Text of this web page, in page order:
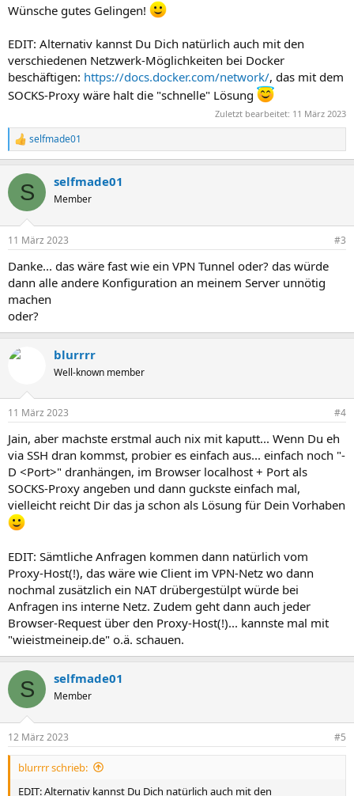
Wünsche gutes Gelingen!
EDIT: Alternativ kannst Du Dich natürlich auch mit den
verschiedenen Netzwerk-Möglichkeiten bei Docker
beschäftigen: https://docs.docker.com/network/, das mit dem
SOCKS-Proxy wäre halt die "schnelle" Lösung
Zuletzt bearbeitet: 11 März 2023
R
e
k
i
e
:
selfmade01
S selfmade01
Member
11 März 2023 #3
Danke... das wäre fast wie ein VPN Tunnel oder? das würde
dann alle andere Konfiguration an meinem Server unnötig
machen
oder?
blurrrr
Well-known member
11 März 2023 #4
Jain, aber machste erstmal auch nix mit kaputt... Wenn Du eh
via SSH dran kommst, probier es einfach aus... einfach noch "-
D <Port>" dranhängen, im Browser localhost + Port als
SOCKS-Proxy angeben und dann guckste einfach mal,
vielleicht reicht Dir das ja schon als Lösung für Dein Vorhaben
EDIT: Sämtliche Anfragen kommen dann natürlich vom
Proxy-Host(!), das wäre wie Client im VPN-Netz wo dann
nochmal zusätzlich ein NAT drübergestülpt würde bei
Anfragen ins interne Netz. Zudem geht dann auch jeder
Browser-Request über den Proxy-Host(!)... kannste mal mit
"wieistmeineip.de" o.ä. schauen.
S selfmade01
Member
12 März 2023 #5
blurrrr schrieb:
EDIT: Alternativ kannst Du Dich natürlich auch mit den